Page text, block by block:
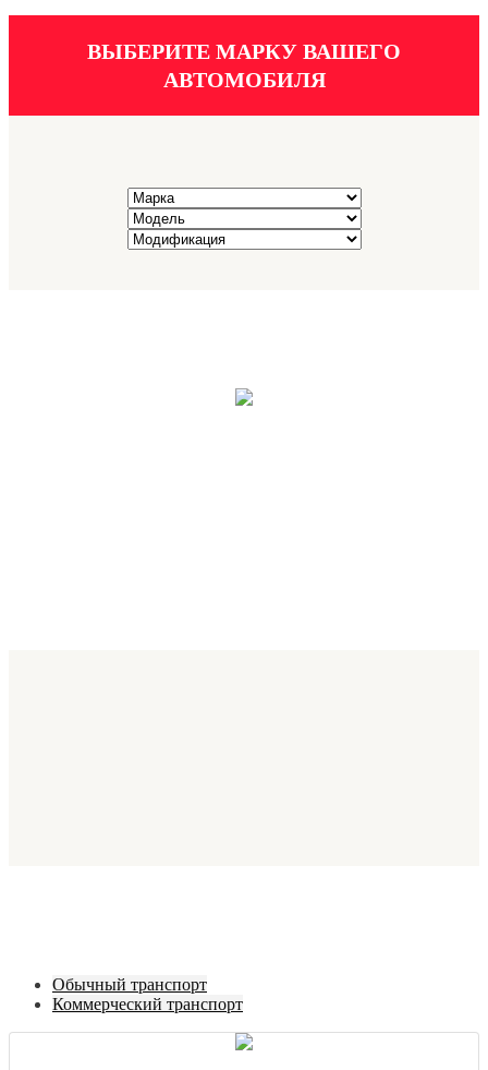
ВЫБЕРИТЕ МАРКУ ВАШЕГО
АВТОМОБИЛЯ
Обычный транспорт
Коммерческий транспорт